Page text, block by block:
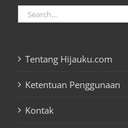
Search
for:
Tentang Hijauku.com
Ketentuan Penggunaan
Kontak